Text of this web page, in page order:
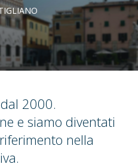
2000.
e siamo diventati
nella